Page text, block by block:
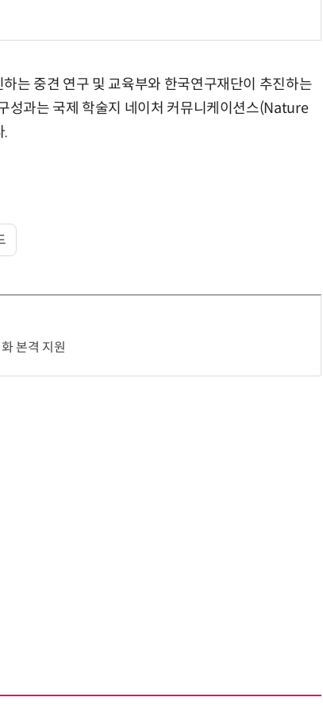
는 중견 연구 및 교육부와 한국연구재단이 추진하는
성과는 국제 학술지 네이처 커뮤니케이션스(Nature
.
본격 지원